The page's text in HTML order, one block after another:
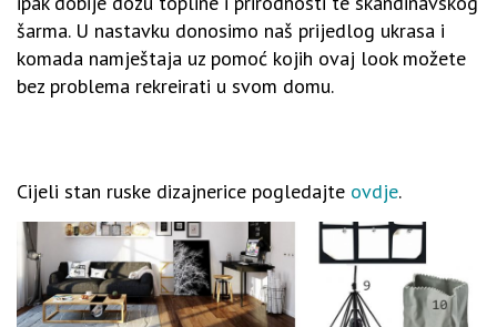
šarma. U nastavku donosimo naš prijedlog ukrasa i
komada namještaja uz pomoć kojih ovaj look možete
bez problema rekreirati u svom domu.
Cijeli stan ruske dizajnerice pogledajte ovdje.